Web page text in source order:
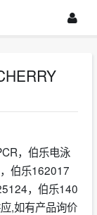
，伯乐电泳
伯乐162017
，伯乐140
,如有产品询价